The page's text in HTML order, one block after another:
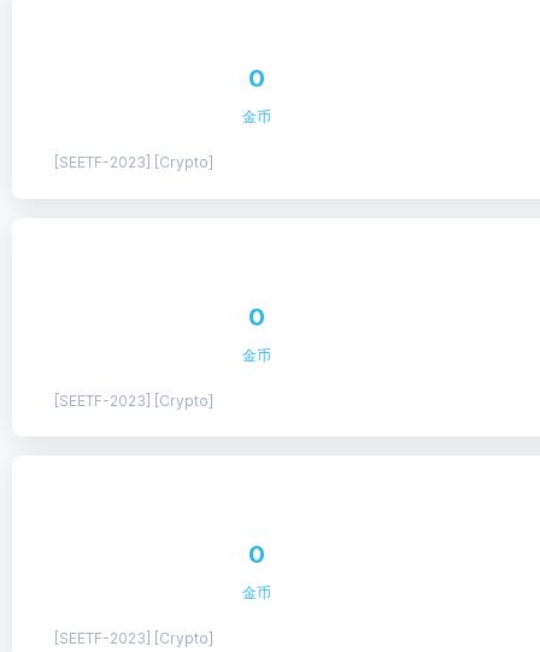
0
金币
[SEETF-2023] [Crypto]
0
金币
[SEETF-2023] [Crypto]
0
金币
[SEETF-2023] [Crypto]